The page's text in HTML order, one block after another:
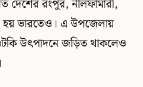
দেশের রংপুর, নীলফামারী,
হয় ভারতেও। এ উপজেলায়
উৎপাদনে জড়িত থাকলেও